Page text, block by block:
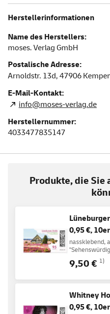
Herstellerinformationen
Name des Herstellers:
moses. Verlag GmbH
Postalische Adresse:
Arnoldstr. 13d, 47906
E-Mail-Kontakt:
info@moses-verlag.de
Herstellernummer:
4033477835147
Produkte, die Sie
0,95 €,
nassklebend,
9,50 € 1)
Whitney
0,95 €,